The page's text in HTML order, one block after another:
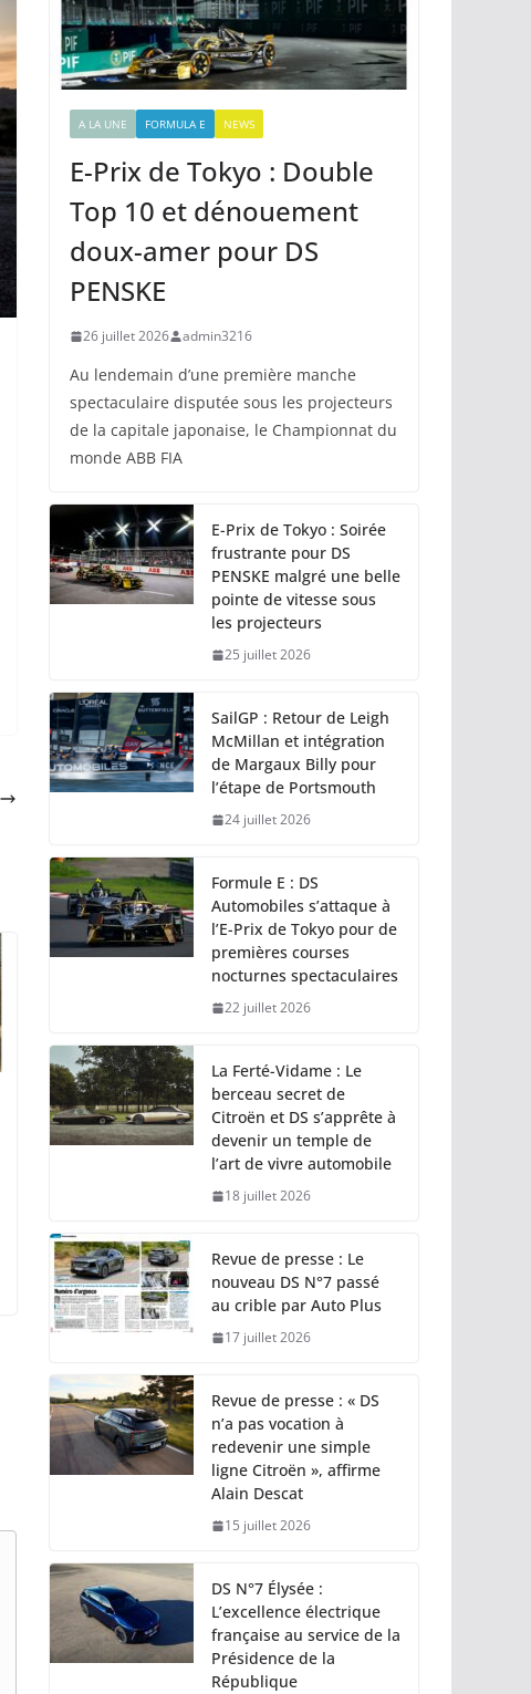
A LA UNE FORMULA E NEWS
E-Prix de Tokyo : Double
Top 10 et dénouement
doux-amer pour DS
PENSKE
26 juillet 2026 admin3216
Au lendemain d’une première manche
spectaculaire disputée sous les projecteurs
de la capitale japonaise, le Championnat du
monde ABB FIA
E-Prix de Tokyo : Soirée
frustrante pour DS
PENSKE malgré une belle
pointe de vitesse sous
les projecteurs
25 juillet 2026
SailGP : Retour de Leigh
McMillan et intégration
de Margaux Billy pour
l’étape de Portsmouth
24 juillet 2026
Formule E : DS
Automobiles s’attaque à
l’E-Prix de Tokyo pour de
premières courses
nocturnes spectaculaires
22 juillet 2026
La Ferté-Vidame : Le
berceau secret de
Citroën et DS s’apprête à
devenir un temple de
l’art de vivre automobile
18 juillet 2026
Revue de presse : Le
nouveau DS N°7 passé
au crible par Auto Plus
17 juillet 2026
Revue de presse : « DS
n’a pas vocation à
redevenir une simple
ligne Citroën », affirme
Alain Descat
15 juillet 2026
DS N°7 Élysée :
L’excellence électrique
française au service de la
Présidence de la
République